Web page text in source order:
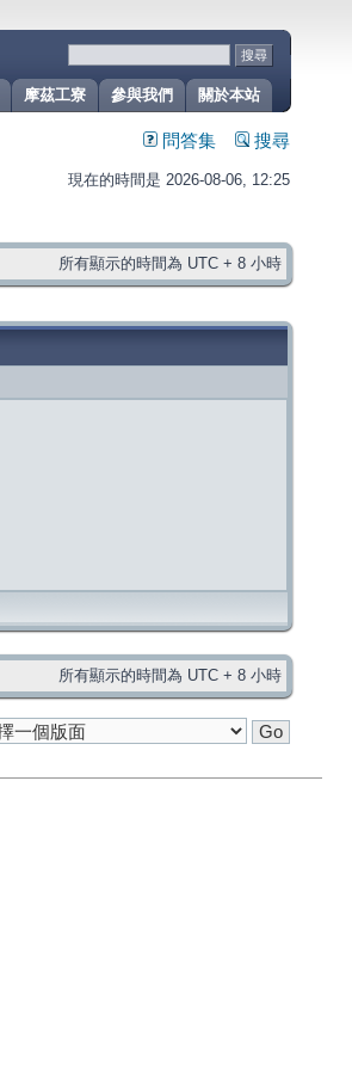
關於本站
參與我們
摩茲工寮
問答集 搜尋
現在的時間是 2026-08-06, 12:25
所有顯示的時間為 UTC + 8 小時
所有顯示的時間為 UTC + 8 小時